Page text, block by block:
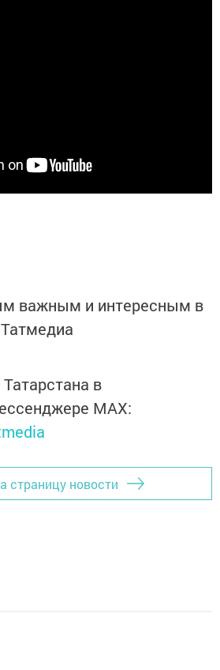
важным и интересным в
Татмедиа
в
MАХ:
страницу новости